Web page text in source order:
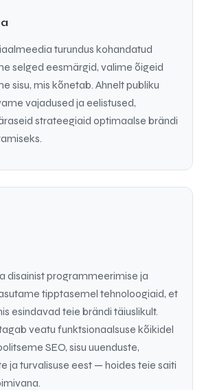
turundus kohandatud
selged eesmärgid, valime õigeid
sisu, mis kõnetab. Ahnelt publiku
vajadused ja eelistused,
strateegiaid optimaalse brändi
disainist programmeerimise ja
tipptasemel tehnoloogiaid, et
esindavad teie brändi täiuslikult.
veatu funktsionaalsuse kõikidel
SEO, sisu uuenduste,
ja turvalisuse eest — hoides teie saiti